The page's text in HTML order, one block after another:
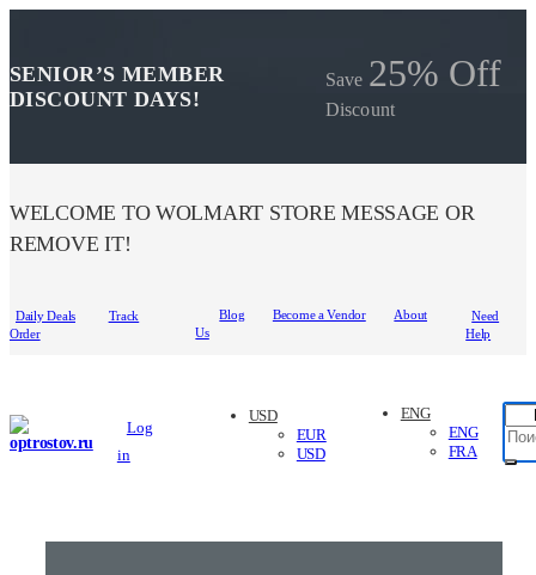
SENIOR’S MEMBER
DISCOUNT DAYS!
Save 25% Off
Discount
WELCOME TO WOLMART STORE MESSAGE OR
REMOVE IT!
Daily Deals
Track
Order
Blog Become a Vendor
About
Us
Need
Help
Log
in
USD
EUR
USD
ENG
ENG
FRA